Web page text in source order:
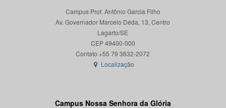
Campus Prof. Antônio Garcia Filho
Av. Governador Marcelo Déda, 13, Centro
Lagarto/SE
CEP 49400-000
Localização
Campus Nossa Senhora da Glória